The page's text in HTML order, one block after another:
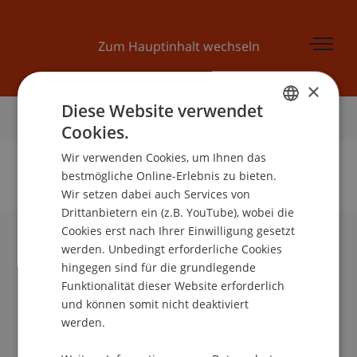
Zum Hauptinhalt wechseln
Startseite
Keine Daten zu dieser Person gefunden
Universität Liechtenstein
Fürst-Franz-Josef-Strasse
9490 Vaduz
Liechtenstein
info@uni.li
×
Diese Website verwendet
Cookies.
Wir verwenden Cookies, um Ihnen das
bestmögliche Online-Erlebnis zu bieten.
Wir setzen dabei auch Services von
Drittanbietern ein (z.B. YouTube), wobei die
Cookies erst nach Ihrer Einwilligung gesetzt
werden. Unbedingt erforderliche Cookies
hingegen sind für die grundlegende
Funktionalität dieser Website erforderlich
und können somit nicht deaktiviert
werden.